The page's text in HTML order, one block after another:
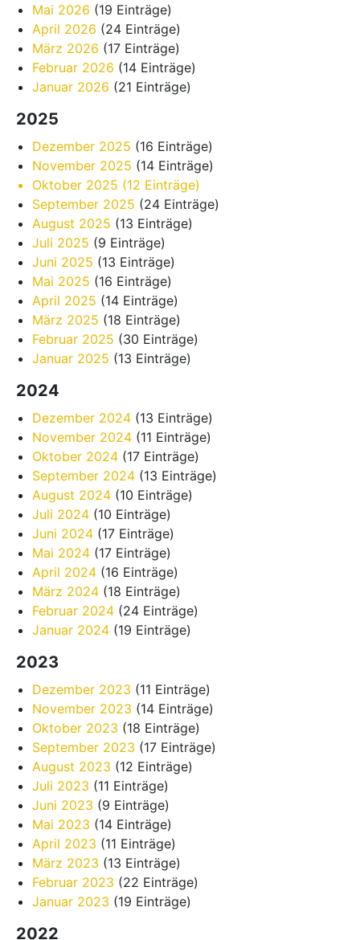
Mai 2026 (19 Einträge)
April 2026 (24 Einträge)
März 2026 (17 Einträge)
Februar 2026 (14 Einträge)
Januar 2026 (21 Einträge)
2025
Dezember 2025 (16 Einträge)
November 2025 (14 Einträge)
Oktober 2025 (12 Einträge)
September 2025 (24 Einträge)
August 2025 (13 Einträge)
Juli 2025 (9 Einträge)
Juni 2025 (13 Einträge)
Mai 2025 (16 Einträge)
April 2025 (14 Einträge)
März 2025 (18 Einträge)
Februar 2025 (30 Einträge)
Januar 2025 (13 Einträge)
2024
Dezember 2024 (13 Einträge)
November 2024 (11 Einträge)
Oktober 2024 (17 Einträge)
September 2024 (13 Einträge)
August 2024 (10 Einträge)
Juli 2024 (10 Einträge)
Juni 2024 (17 Einträge)
Mai 2024 (17 Einträge)
April 2024 (16 Einträge)
März 2024 (18 Einträge)
Februar 2024 (24 Einträge)
Januar 2024 (19 Einträge)
2023
Dezember 2023 (11 Einträge)
November 2023 (14 Einträge)
Oktober 2023 (18 Einträge)
September 2023 (17 Einträge)
August 2023 (12 Einträge)
Juli 2023 (11 Einträge)
Juni 2023 (9 Einträge)
Mai 2023 (14 Einträge)
April 2023 (11 Einträge)
März 2023 (13 Einträge)
Februar 2023 (22 Einträge)
Januar 2023 (19 Einträge)
2022